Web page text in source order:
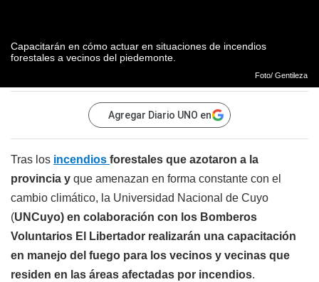
Capacitarán en cómo actuar en situaciones de incendios
forestales a vecinos del piedemonte.
Foto/ Gentileza
Agregar Diario UNO en
Tras los incendios forestales que azotaron a la
provincia y que amenazan en forma constante con el
cambio climático, la Universidad Nacional de Cuyo
(UNCuyo) en colaboración con los Bomberos
Voluntarios El Libertador realizarán una capacitación
en manejo del fuego para los vecinos y vecinas que
residen en las áreas afectadas por incendios.